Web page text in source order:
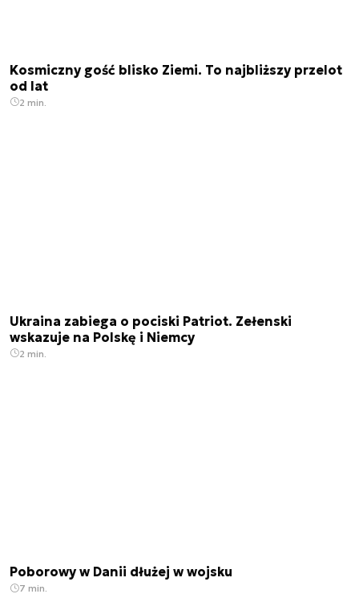
Kosmiczny gość blisko Ziemi. To najbliższy przelot
od lat
2 min.
Ukraina zabiega o pociski Patriot. Zełenski
wskazuje na Polskę i Niemcy
2 min.
Poborowy w Danii dłużej w wojsku
7 min.